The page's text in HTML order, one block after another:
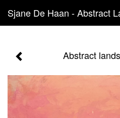
Abstract